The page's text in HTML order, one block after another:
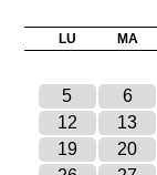
LU MA
5
6
12
13
19
20